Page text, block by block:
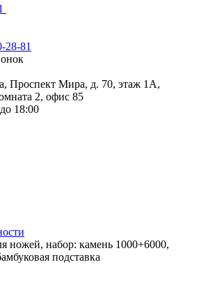
28-81
Проспект Мира, д. 70, этаж 1А,
2, офис 85
18:00
ножей, набор: камень 1000+6000,
подставка